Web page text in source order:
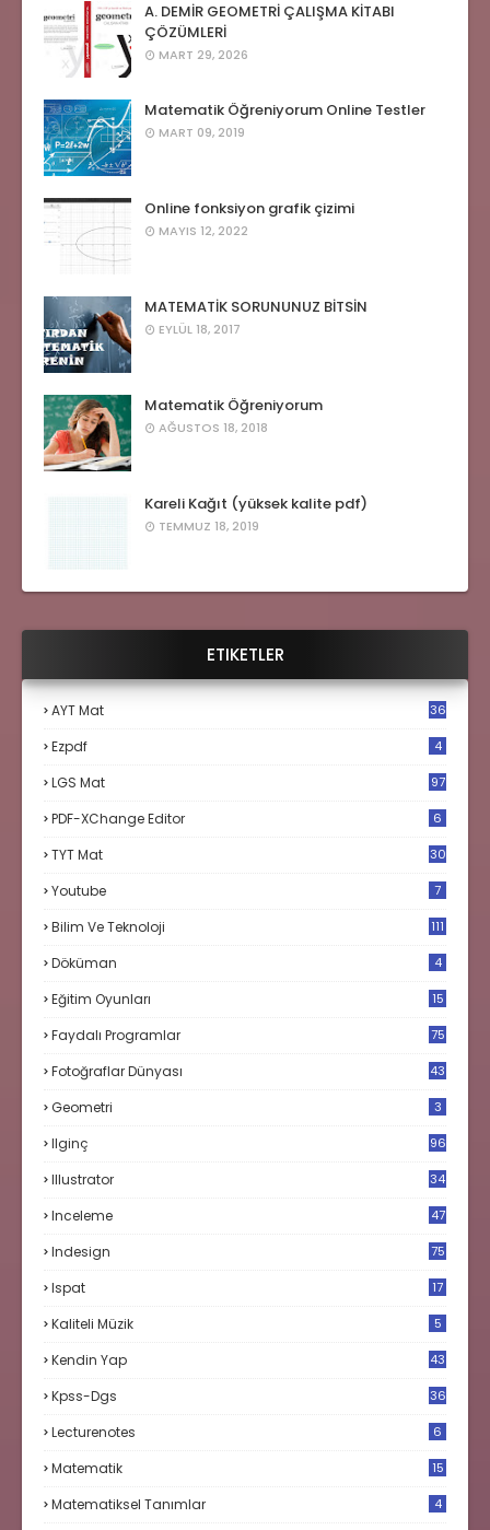
A. DEMİR GEOMETRİ ÇALIŞMA KİTABI
ÇÖZÜMLERİ
MART 29, 2026
Matematik Öğreniyorum Online Testler
MART 09, 2019
Online fonksiyon grafik çizimi
MAYIS 12, 2022
MATEMATİK SORUNUNUZ BİTSİN
EYLÜL 18, 2017
Matematik Öğreniyorum
AĞUSTOS 18, 2018
Kareli Kağıt (yüksek kalite pdf)
TEMMUZ 18, 2019
ETIKETLER
AYT Mat 36
Ezpdf 4
LGS Mat 97
PDF-XChange Editor 6
TYT Mat 30
Youtube 7
Bilim Ve Teknoloji 111
Döküman 4
Eğitim Oyunları 15
Faydalı Programlar 75
Fotoğraflar Dünyası 43
Geometri 3
Ilginç 96
Illustrator 34
Inceleme 47
Indesign 75
Ispat
17
Kaliteli Müzik 5
Kendin Yap 43
Kpss-Dgs 36
Lecturenotes 6
Matematik
15
Matematiksel Tanımlar 4